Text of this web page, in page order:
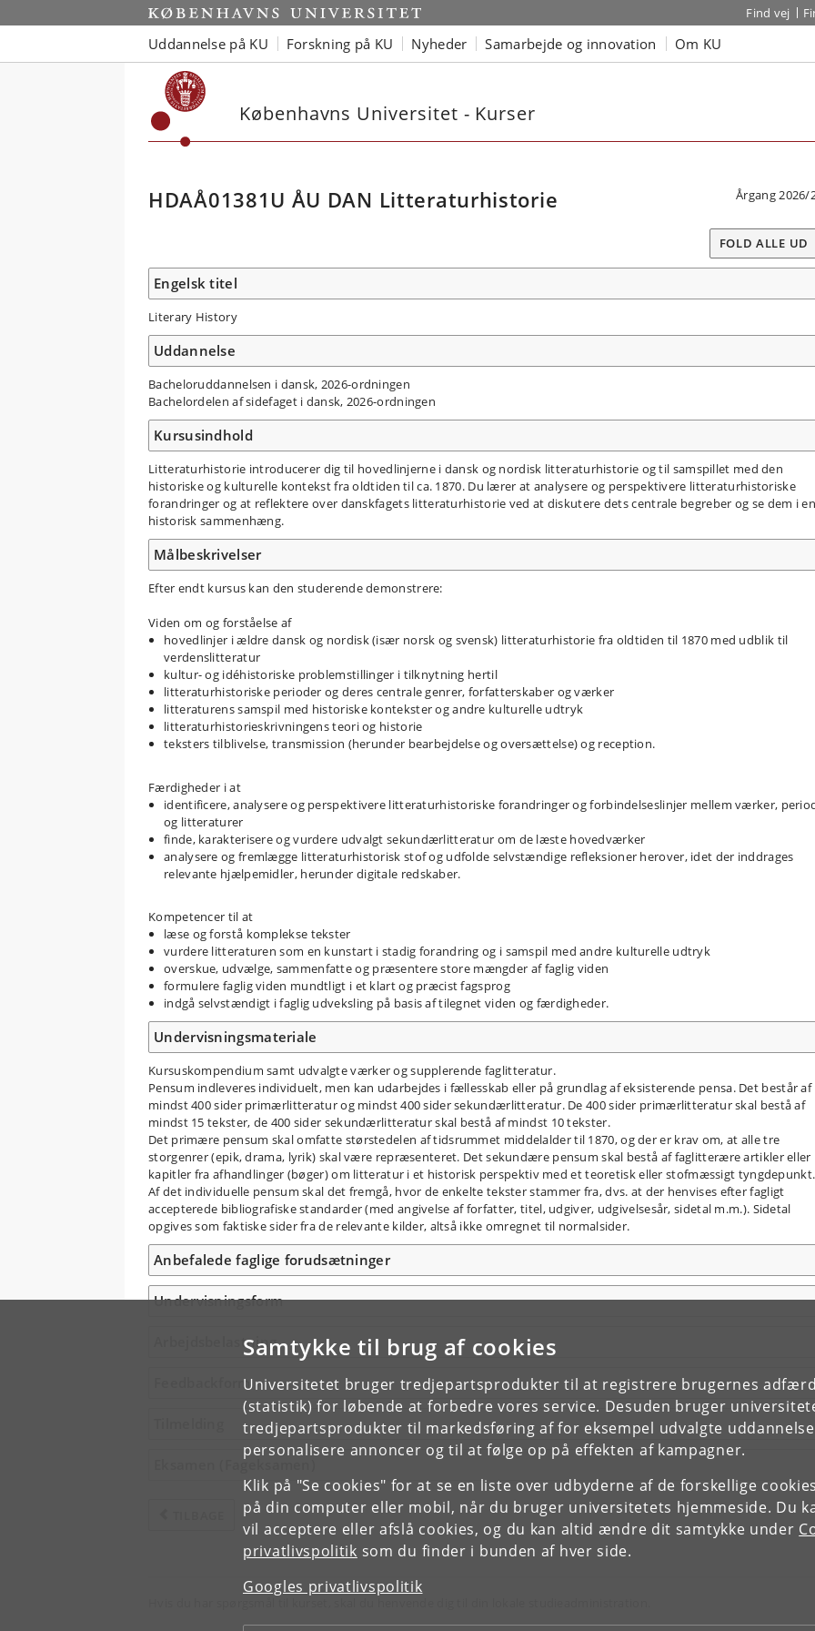
Samtykke til brug af cookies
Universitetet bruger tredjepartsprodukter til at registrere brugernes
(statistik) for løbende at forbedre vores service. Desuden bruger
tredjepartsprodukter til markedsføring af for eksempel udvalgte
personalisere annoncer og til at følge op på effekten af kampagner.
Klik på "Se cookies" for at se en liste over udbyderne af de forskellige
på din computer eller mobil, når du bruger universitetets hjemmeside. Du
vil acceptere eller afslå cookies, og du kan altid ændre dit samtykke under
privatlivspolitik som du finder i bunden af hver side.
Googles privatlivspolitik
Find vej
Uddannelse på KU Forskning på KU Nyheder Samarbejde og innovation Om KU
Københavns Universitet - Kurser
HDAÅ01381U ÅU DAN Litteraturhistorie Årgang 2026/
FOLD ALLE UD
Engelsk titel
Literary History
Uddannelse
Bacheloruddannelsen i dansk, 2026-ordningen
Bachelordelen af sidefaget i dansk, 2026-ordningen
Kursusindhold
Litteraturhistorie introducerer dig til hovedlinjerne i dansk og nordisk litteraturhistorie og til samspillet med den
historiske og kulturelle kontekst fra oldtiden til ca. 1870. Du lærer at analysere og perspektivere litteraturhistoriske
forandringer og at reflektere over danskfagets litteraturhistorie ved at diskutere dets centrale begreber og se dem i en
historisk sammenhæng.
Målbeskrivelser
Efter endt kursus kan den studerende demonstrere:
Viden om og forståelse af
hovedlinjer i ældre dansk og nordisk (især norsk og svensk) litteraturhistorie fra oldtiden til 1870 med udblik til
verdenslitteratur
kultur- og idéhistoriske problemstillinger i tilknytning hertil
litteraturhistoriske perioder og deres centrale genrer, forfatterskaber og værker
litteraturens samspil med historiske kontekster og andre kulturelle udtryk
litteraturhistorieskrivningens teori og historie
teksters tilblivelse, transmission (herunder bearbejdelse og oversættelse) og reception.
Færdigheder i at
identificere, analysere og perspektivere litteraturhistoriske forandringer og forbindelseslinjer mellem værker,
og litteraturer
finde, karakterisere og vurdere udvalgt sekundærlitteratur om de læste hovedværker
analysere og fremlægge litteraturhistorisk stof og udfolde selvstændige refleksioner herover, idet der inddrages
relevante hjælpemidler, herunder digitale redskaber.
Kompetencer til at
læse og forstå komplekse tekster
vurdere litteraturen som en kunstart i stadig forandring og i samspil med andre kulturelle udtryk
overskue, udvælge, sammenfatte og præsentere store mængder af faglig viden
formulere faglig viden mundtligt i et klart og præcist fagsprog
indgå selvstændigt i faglig udveksling på basis af tilegnet viden og færdigheder.
Undervisningsmateriale
Kursuskompendium samt udvalgte værker og supplerende faglitteratur.
Pensum indleveres individuelt, men kan udarbejdes i fællesskab eller på grundlag af eksisterende pensa. Det består af
mindst 400 sider primærlitteratur og mindst 400 sider sekundærlitteratur. De 400 sider primærlitteratur skal bestå af
mindst 15 tekster, de 400 sider sekundærlitteratur skal bestå af mindst 10 tekster.
Det primære pensum skal omfatte størstedelen af tidsrummet middelalder til 1870, og der er krav om, at alle tre
storgenrer (epik, drama, lyrik) skal være repræsenteret. Det sekundære pensum skal bestå af faglitterære artikler eller
kapitler fra afhandlinger (bøger) om litteratur i et historisk perspektiv med et teoretisk eller stofmæssigt tyngdepunkt.
Af det individuelle pensum skal det fremgå, hvor de enkelte tekster stammer fra, dvs. at der henvises efter fagligt
accepterede bibliografiske standarder (med angivelse af forfatter, titel, udgiver, udgivelsesår, sidetal m.m.). Sidetal
opgives som faktiske sider fra de relevante kilder, altså ikke omregnet til normalsider.
Anbefalede faglige forudsætninger
Undervisningsform
Arbejdsbelastning
Feedbackform
Eksamen (Fageksamen)